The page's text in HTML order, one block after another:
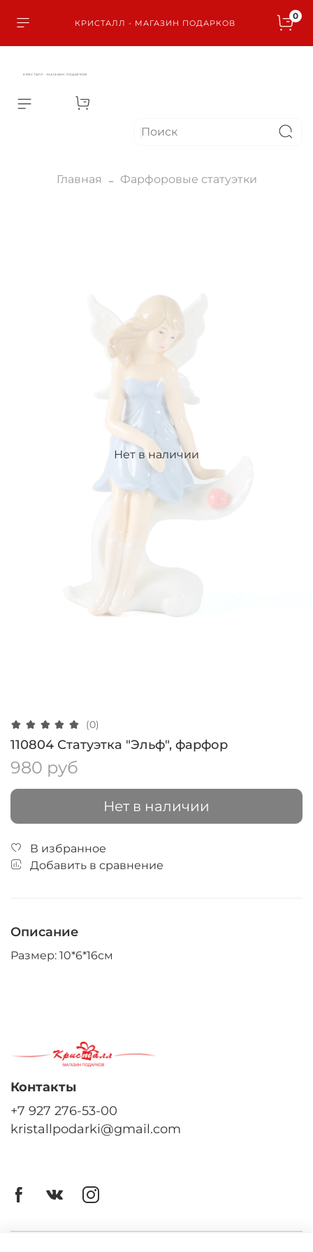
КРИСТАЛЛ - МАГАЗИН ПОДАРКОВ
0
КРИСТАЛЛ - МАГАЗИН ПОДАРКОВ
Главная Фарфоровые статуэтки
Нет в наличии
(0)
110804 Статуэтка "Эльф", фарфор
980 руб
Нет в наличии
В избранное
Добавить в сравнение
Описание
Размер: 10*6*16см
Контакты
+7 927 276-53-00
kristallpodarki@gmail.com